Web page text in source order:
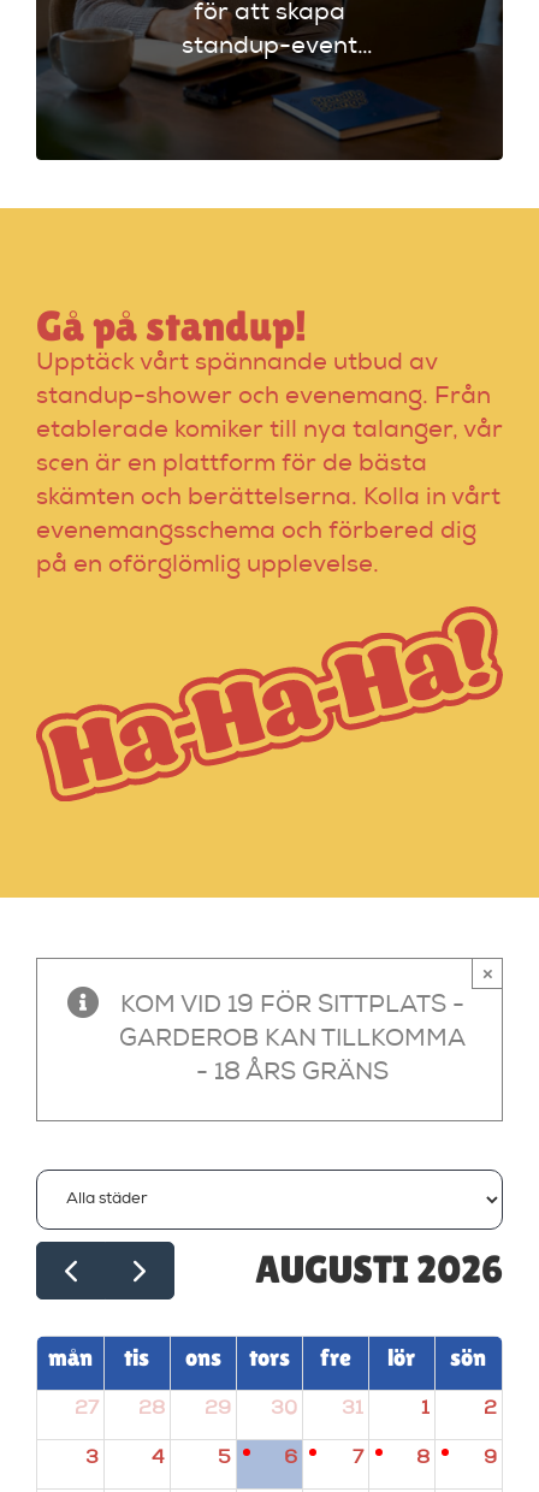
för att skapa
standup-event
workflow. Planera
effektivt och undvik
vanliga misstag för
Gå på standup!
Upptäck vårt spännande utbud av
standup-shower och evenemang. Från
etablerade komiker till nya talanger, vår
scen är en plattform för de bästa
skämten och berättelserna. Kolla in vårt
evenemangsschema och förbered dig
på en oförglömlig upplevelse.
KOM VID 19 FÖR SITTPLATS -
GARDEROB KAN TILLKOMMA
- 18 ÅRS GRÄNS
×
AUGUSTI 2026
mån tis ons tors fre lör sön
27 28 29 30 31 1 2
3 4 5 6 7 8 9